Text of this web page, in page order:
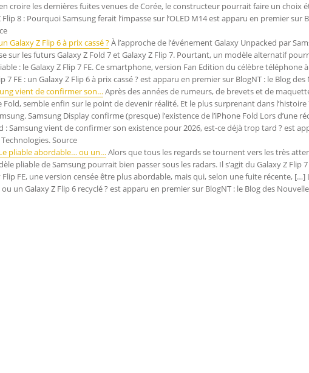
croire les dernières fuites venues de Corée, le constructeur pourrait faire un choix
Flip 8 : Pourquoi Samsung ferait l’impasse sur l’OLED M14 est apparu en premier sur
Galaxy Z Flip 6 à prix cassé ?À l’approche de l’événement Galaxy Unpacked par
sur les futurs Galaxy Z Fold 7 et Galaxy Z Flip 7. Pourtant, un modèle alternatif
: le Galaxy Z Flip 7 FE. Ce smartphone, version Fan Edition du célèbre
7 FE : un Galaxy Z Flip 6 à prix cassé ? est apparu en premier sur BlogNT : le Blog
vient de confirmer son…Après des années de rumeurs, de brevets et de
Fold, semble enfin sur le point de devenir réalité. Et le plus surprenant dans l’histoire
Samsung Display confirme (presque) l’existence de l’iPhone Fold Lors d’une
: Samsung vient de confirmer son existence pour 2026, est-ce déjà trop tard ? est
Source
Le pliable abordable… ou un…Alors que tous les regards se tournent vers les très
pliable de Samsung pourrait bien passer sous les radars. Il s’agit du Galaxy Z Flip
FE, une version censée être plus abordable, mais qui, selon une fuite récente, […]
un Galaxy Z Flip 6 recyclé ? est apparu en premier sur BlogNT : le Blog des